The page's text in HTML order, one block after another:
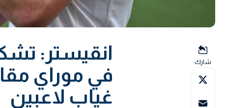
شارك
انقيستر:
في موراي
غياب لاعبين